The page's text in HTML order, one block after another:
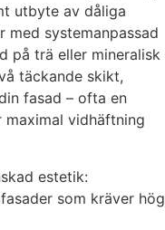
utbyte av dåliga
med systemanpassad
på trä eller mineralisk
täckande skikt,
fasad – ofta en
vidhäftning
estetik:
som kräver hög